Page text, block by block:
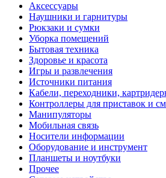
Аксессуары
Наушники и гарнитуры
Рюкзаки и сумки
Уборка помещений
Бытовая техника
Здоровье и красота
Игры и развлечения
Источники питания
Кабели, переходники,
Контроллеры для приставок и
Манипуляторы
Мобильная связь
Носители информации
Оборудование и инструмент
Планшеты и ноутбуки
Прочее